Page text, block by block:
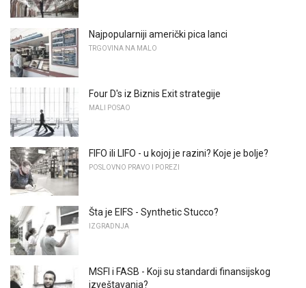
Najpopularniji američki pica lanci
TRGOVINA NA MALO
Four D's iz Biznis Exit strategije
MALI POSAO
FIFO ili LIFO - u kojoj je razini? Koje je bolje?
POSLOVNO PRAVO I POREZI
Šta je EIFS - Synthetic Stucco?
IZGRADNJA
MSFI i FASB - Koji su standardi finansijskog
izveštavanja?